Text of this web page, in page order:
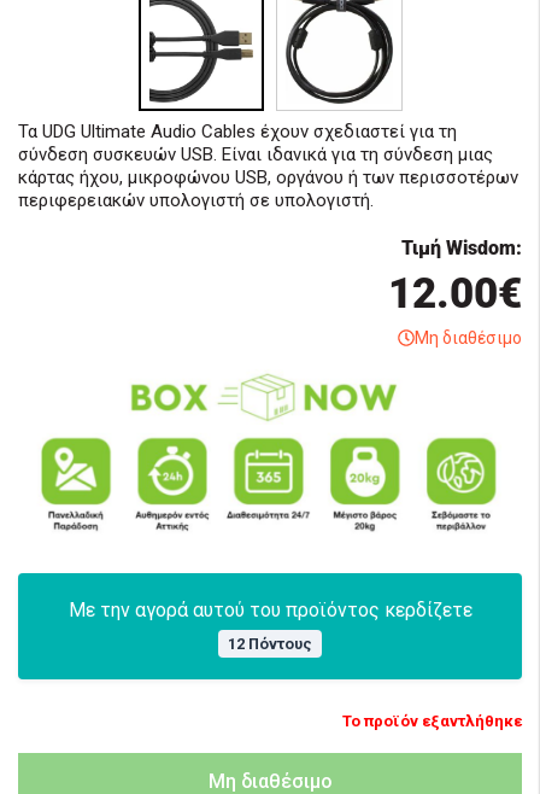
Τα UDG Ultimate Audio Cables έχουν σχεδιαστεί για τη
σύνδεση συσκευών USB. Είναι ιδανικά για τη σύνδεση μιας
κάρτας ήχου, μικροφώνου USB, οργάνου ή των περισσοτέρων
περιφερειακών υπολογιστή σε υπολογιστή.
Τιμή Wisdom:
12.00€
Μη διαθέσιμο
Με την αγορά αυτού του προϊόντος κερδίζετε
12 Πόντους
Το προϊόν εξαντλήθηκε
Μη διαθέσιμο